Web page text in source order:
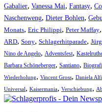
Gabalier, Vanessa Mai, Fantasy,
Naschenweng, Dieter Bohlen,
Monats, Eric Philippi, Peter Maffay,
ARD, Sony, Schlagerhitparade,
Nino de Angelo, Adventsfest,
Barbara Schöneberger, Santiano,
Wiederholung, Vincent Gross, Daniela
Universal, Kaisermania, Verschiebung,